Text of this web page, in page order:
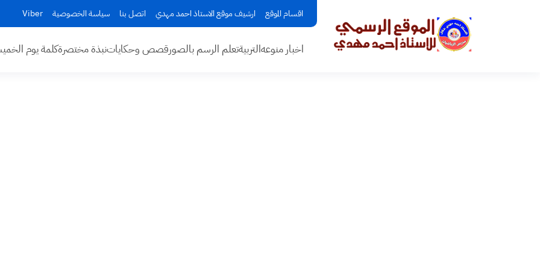
اقسام الموقع ارشيف موقع الاستاذ احمد مهدي اتصل بنا سياسة الخصوصية Viber
اخبار منوعهالتربيةتعلم الرسم بالصورقصص وحكاياتنبذة مختصرةكلمة يوم